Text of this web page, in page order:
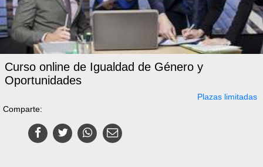
Curso online de Igualdad de Género y
Oportunidades
Plazas limitadas
Comparte: